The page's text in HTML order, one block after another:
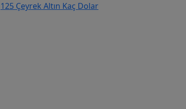
125 Çeyrek Altın Kaç Dolar